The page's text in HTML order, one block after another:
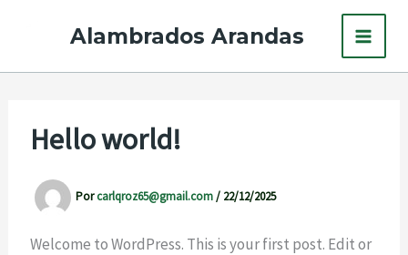
Alambrados Arandas
Hello world!
Porcarlqroz65@gmail.com/ 22/12/2025
Welcome to WordPress. This is your first post. Edit or